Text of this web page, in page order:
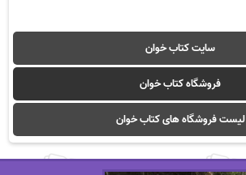
سایت کتاب خوان
فروشگاه کتاب خوان
لیست فروشگاه های کتاب خوان